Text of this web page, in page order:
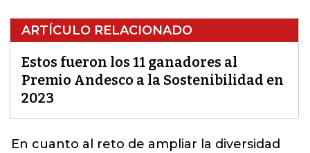
ARTÍCULO RELACIONADO
Estos fueron los 11 ganadores al
Premio Andesco a la Sostenibilidad en
2023
En cuanto al reto de ampliar la diversidad